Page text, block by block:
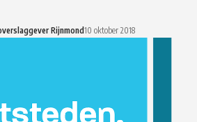
Rijnmond10 oktober 2018